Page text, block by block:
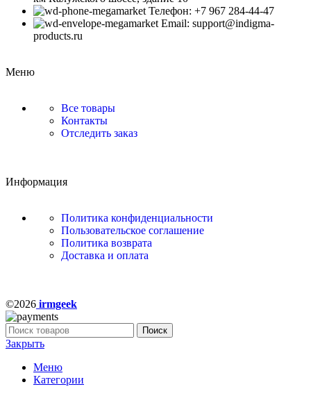
Телефон: +7 967 284-44-47
Email: support@indigma-
products.ru
Меню
Все товары
Контакты
Отследить заказ
Информация
Политика конфиденциальности
Пользовательское соглашение
Политика возврата
Доставка и оплата
©2026 irmgeek
Поиск
Закрыть
Меню
Категории